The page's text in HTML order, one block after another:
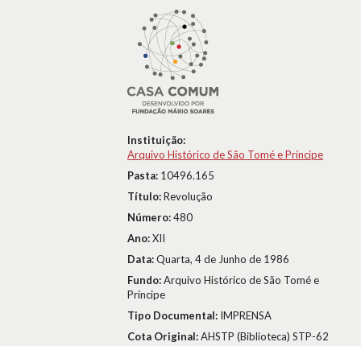
Instituição:
Arquivo Histórico de São Tomé e Príncipe
Pasta: 10496.165
Título:Revolução
Número:480
Ano:XII
Data:Quarta, 4 de Junho de 1986
Fundo:Arquivo Histórico de São Tomé e
Príncipe
Tipo Documental: IMPRENSA
Cota Original:AHSTP (Biblioteca) STP-62